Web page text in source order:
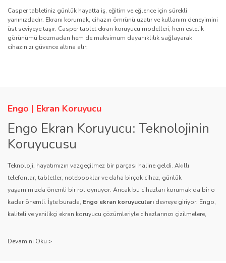
Casper tabletiniz günlük hayatta iş, eğitim ve eğlence için sürekli
yanınızdadır. Ekranı korumak, cihazın ömrünü uzatır ve kullanım deneyimini
üst seviyeye taşır. Casper tablet ekran koruyucu modelleri, hem estetik
görünümü bozmadan hem de maksimum dayanıklılık sağlayarak
cihazınızı güvence altına alır.
Engo | Ekran Koruyucu
Engo Ekran Koruyucu: Teknolojinin
Koruyucusu
Teknoloji, hayatımızın vazgeçilmez bir parçası haline geldi. Akıllı
telefonlar, tabletler, notebooklar ve daha birçok cihaz, günlük
yaşamımızda önemli bir rol oynuyor. Ancak bu cihazları korumak da bir o
kadar önemli. İşte burada, Engo ekran koruyucuları devreye giriyor. Engo,
kaliteli ve yenilikçi ekran koruyucu çözümleriyle cihazlarınızı çizilmelere,
sağlıyor.